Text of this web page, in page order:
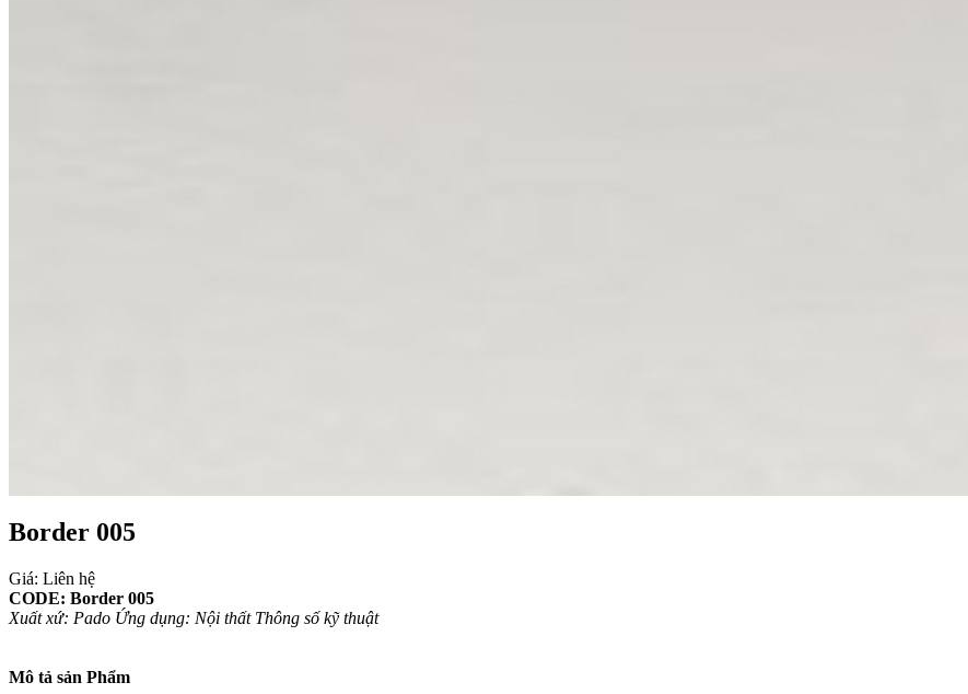
Border 005
Giá: Liên hệ
CODE: Border 005
Xuất xứ: Pado Ứng dụng: Nội thất Thông số kỹ thuật
Mô tả sản Phẩm